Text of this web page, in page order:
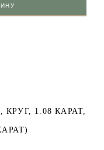
1.08 КАРАТ,